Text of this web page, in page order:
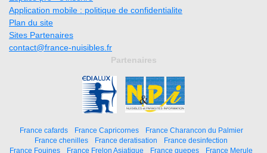
Application mobile : politique de confidentialite
Plan du site
Sites Partenaires
contact@france-nuisibles.fr
Partenaires
France cafards France Capricornes
France Charancon du Palmier
France chenilles
France deratisation
France desinfection
France Fouines
France Frelon Asiatique France guepes France Merule